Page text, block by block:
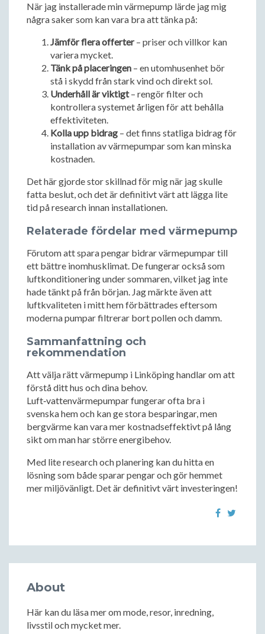
När jag installerade min värmepump lärde jag mig
några saker som kan vara bra att tänka på:
Jämför flera offerter– priser och villkor kan
variera mycket.
Tänk på placeringen – en utomhusenhet bör
stå i skydd från stark vind och direkt sol.
Underhåll är viktigt– rengör filter och
kontrollera systemet årligen för att behålla
effektiviteten.
Kolla upp bidrag – det finns statliga bidrag för
installation av värmepumpar som kan minska
kostnaden.
Det här gjorde stor skillnad för mig när jag skulle
fatta beslut, och det är definitivt värt att lägga lite
tid på research innan installationen.
Relaterade fördelar med värmepump
Förutom att spara pengar bidrar värmepumpar till
ett bättre inomhusklimat. De fungerar också som
luftkonditionering under sommaren, vilket jag inte
hade tänkt på från början. Jag märkte även att
luftkvaliteten i mitt hem förbättrades eftersom
moderna pumpar filtrerar bort pollen och damm.
Sammanfattning och
rekommendation
Att välja rätt värmepump i Linköping handlar om att
förstå ditt hus och dina behov.
Luft‑vattenvärmepumpar fungerar ofta bra i
svenska hem och kan ge stora besparingar, men
bergvärme kan vara mer kostnadseffektivt på lång
sikt om man har större energibehov.
Med lite research och planering kan du hitta en
lösning som både sparar pengar och gör hemmet
mer miljövänligt. Det är definitivt värt investeringen!
About
Här kan du läsa mer om mode, resor, inredning,
livsstil och mycket mer.